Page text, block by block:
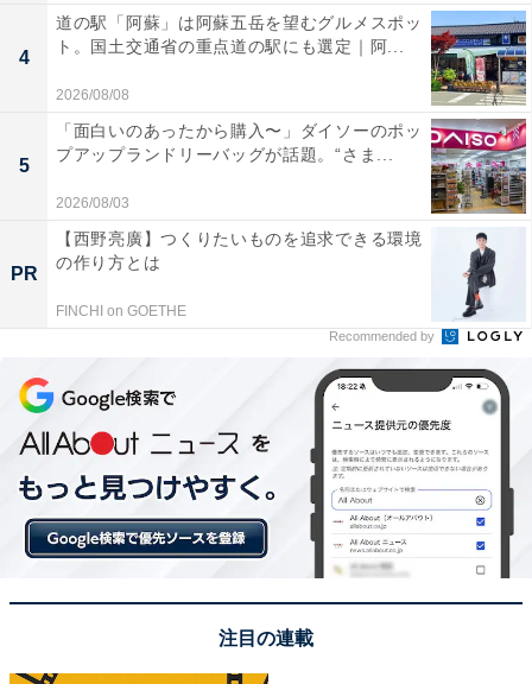
「朝宮公園」は入場無料！ 春日井名産サボテンモ
チーフの遊具と夏の噴水が子どもに大人気
遊具広場「サボテンタワー（児童向）」（画像出典：公益財団法人春日井市
スポーツ・ふれあい財団公式サイト）
春日井市にある総合公園で、2023年3月に全施設の整備
が完了しました。公園の最大の特徴は、春日井市の名産
品であるサボテンをモチーフにしたユニークな遊具群。
4
道の駅「阿蘇」は阿蘇五岳を望むグルメスポッ
ト。国土交通省の重点道の駅にも選定｜阿...
2026/08/08
5
「面白いのあったから購入〜」ダイソーのポッ
プアップランドリーバッグが話題。“さま...
2026/08/03
PR
【西野亮廣】つくりたいものを追求できる環境
の作り方とは
FINCHI on GOETHE
Recommended by
注目の連載